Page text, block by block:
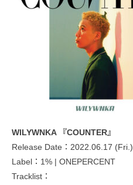
WILYWNKA 『COUNTER』
Release Date：2022.06.17 (Fri.)
Label：1% | ONEPERCENT
Tracklist：